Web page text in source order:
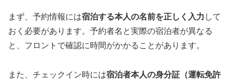
まず、予約情報には宿泊する本人の名前を正しく入力 して
おく必要があります。予約者名と実際の宿泊者が異なる
と、フロントで確認に時間がかかることがあります。
また、チェックイン時には宿泊者本人の身分証（運転免許